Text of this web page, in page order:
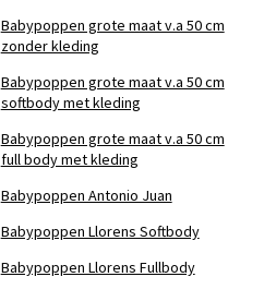
Babypoppen grote maat v.a 50 cm
zonder kleding
Babypoppen grote maat v.a 50 cm
softbody met kleding
Babypoppen grote maat v.a 50 cm
full body met kleding
Babypoppen Antonio Juan
Babypoppen Llorens Softbody
Babypoppen Llorens Fullbody